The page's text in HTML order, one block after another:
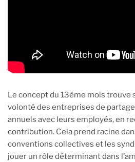
Le concept du 13ème mois trouve
volonté des entreprises de
annuels avec leurs employés, en
contribution. Cela prend racine
conventions collectives et les
jouer un rôle déterminant dans